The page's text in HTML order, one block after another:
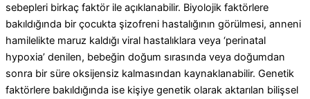
sebepleri birkaç faktör ile açıklanabilir. Biyolojik faktörlere
bakıldığında bir çocukta şizofreni hastalığının görülmesi, anneni
hamilelikte maruz kaldığı viral hastalıklara veya ‘perinatal
hypoxia’ denilen, bebeğin doğum sırasında veya doğumdan
sonra bir süre oksijensiz kalmasından kaynaklanabilir. Genetik
faktörlere bakıldığında ise kişiye genetik olarak aktarılan bilişsel